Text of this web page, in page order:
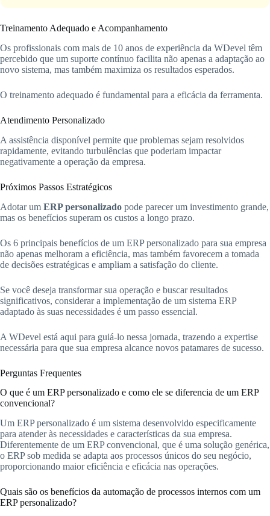
Treinamento Adequado e Acompanhamento
Os profissionais com mais de 10 anos de experiência da WDevel têm
percebido que um suporte contínuo facilita não apenas a adaptação ao
novo sistema, mas também maximiza os resultados esperados.
O treinamento adequado é fundamental para a eficácia da ferramenta.
Atendimento Personalizado
A assistência disponível permite que problemas sejam resolvidos
rapidamente, evitando turbulências que poderiam impactar
negativamente a operação da empresa.
Próximos Passos Estratégicos
Adotar um ERP personalizado pode parecer um investimento grande,
mas os benefícios superam os custos a longo prazo.
Os 6 principais benefícios de um ERP personalizado para sua empresa
não apenas melhoram a eficiência, mas também favorecem a tomada
de decisões estratégicas e ampliam a satisfação do cliente.
Se você deseja transformar sua operação e buscar resultados
significativos, considerar a implementação de um sistema ERP
adaptado às suas necessidades é um passo essencial.
A WDevel está aqui para guiá-lo nessa jornada, trazendo a expertise
necessária para que sua empresa alcance novos patamares de sucesso.
Perguntas Frequentes
O que é um ERP personalizado e como ele se diferencia de um ERP
convencional?
Um ERP personalizado é um sistema desenvolvido especificamente
para atender às necessidades e características da sua empresa.
Diferentemente de um ERP convencional, que é uma solução genérica,
o ERP sob medida se adapta aos processos únicos do seu negócio,
proporcionando maior eficiência e eficácia nas operações.
Quais são os benefícios da automação de processos internos com um
ERP personalizado?